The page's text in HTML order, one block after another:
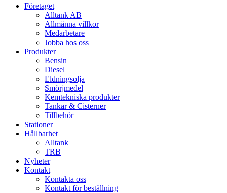
Close
Företaget
Alltank AB
Allmänna villkor
Medarbetare
Jobba hos oss
Produkter
Bensin
Diesel
Eldningsolja
Smörjmedel
Kemtekniska produkter
Tankar & Cisterner
Tillbehör
Stationer
Hållbarhet
Alltank
TRB
Nyheter
Kontakt
Kontakta oss
Kontakt för beställning